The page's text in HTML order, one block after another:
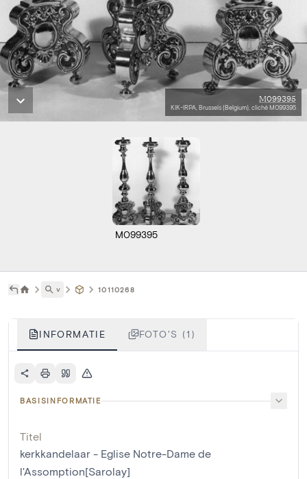
M099395
KIK-IRPA, Brussels (Belgium), cliché M099395
M099395
˅ 10110268
INFORMATIE FOTO'S (1)
BASISINFORMATIE
Titel
kerkkandelaar - Eglise Notre-Dame de
l'Assomption[Sarolay]